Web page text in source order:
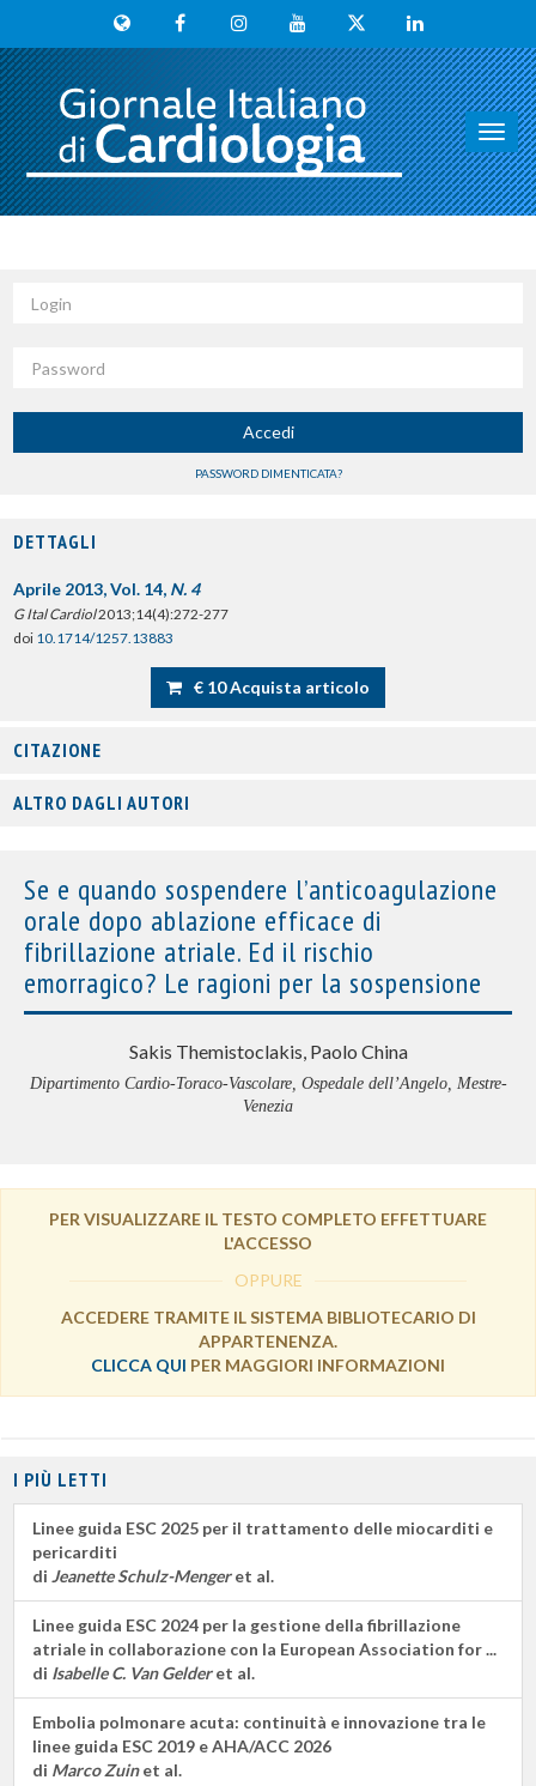
Accedi
PASSWORD DIMENTICATA?
DETTAGLI
Aprile 2013, Vol. 14, N. 4
G Ital Cardiol2013;14(4):272-277
doi 10.1714/1257.13883
€ 10 Acquista articolo
CITAZIONE
ALTRO DAGLI AUTORI
Se e quando sospendere l’anticoagulazione
orale dopo ablazione efficace di
fibrillazione atriale. Ed il rischio
emorragico? Le ragioni per la sospensione
Sakis Themistoclakis, Paolo China
Dipartimento Cardio-Toraco-Vascolare, Ospedale dell’Angelo, Mestre-
Venezia
PER VISUALIZZARE IL TESTO COMPLETO EFFETTUARE
L'ACCESSO
OPPURE
ACCEDERE TRAMITE IL SISTEMA BIBLIOTECARIO DI
APPARTENENZA.
CLICCA QUI PER MAGGIORI INFORMAZIONI
I PIÙ LETTI
Linee guida ESC 2025 per il trattamento delle miocarditi e
pericarditi
di Jeanette Schulz-Mengeret al.
Linee guida ESC 2024 per la gestione della fibrillazione
atriale in collaborazione con la European Association for ...
di Isabelle C. Van Gelderet al.
Embolia polmonare acuta: continuità e innovazione tra le
linee guida ESC 2019 e AHA/ACC 2026
di Marco Zuinet al.